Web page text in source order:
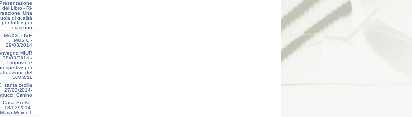
Presentazione
del Libro - Ri-
Una
di qualità
per tutti e per
ciascuno
MAXXI LIVE
MUSIC -
29/03/2014
MIUR
28/03/2014 -
Proposte e
per
del
D.M.8/11
santa cecilia
27/03/2014-
Canino
Casa Scelsi -
18/03/2014-
Morini fl.